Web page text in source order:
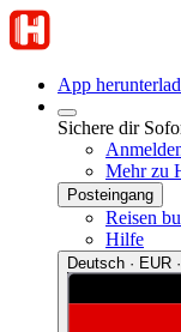
App
Sichere dir
Mehr zu
Posteingang
Reisen
Hilfe
Deutsch · EUR